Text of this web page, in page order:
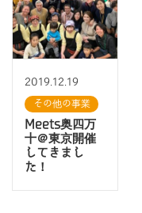
2019.12.19
その他の事業
Meets奥四万
十＠東京開催
してきまし
た！